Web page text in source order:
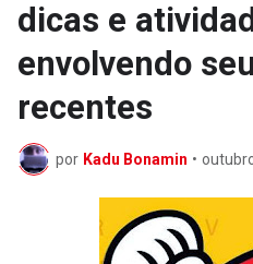
dicas e
envolvendo
recentes
por Kadu Bonamin •